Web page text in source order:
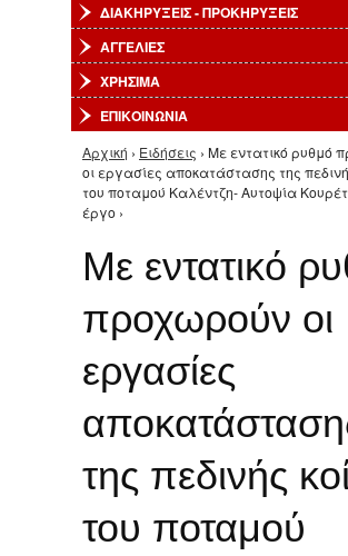
ΔΙΑΚΗΡΥΞΕΙΣ - ΠΡΟΚΗΡΥΞΕΙΣ
ΑΓΓΕΛΙΕΣ
ΧΡΗΣΙΜΑ
ΕΠΙΚΟΙΝΩΝΙΑ
Είστε εδώ
Αρχική › Ειδήσεις › Με εντατικό ρυθμό
οι εργασίες αποκατάστασης της
του ποταμού Καλέντζη- Αυτοψία
έργο ›
Με εντατικό
προχωρούν οι
εργασίες
της πεδινής
του ποταμού